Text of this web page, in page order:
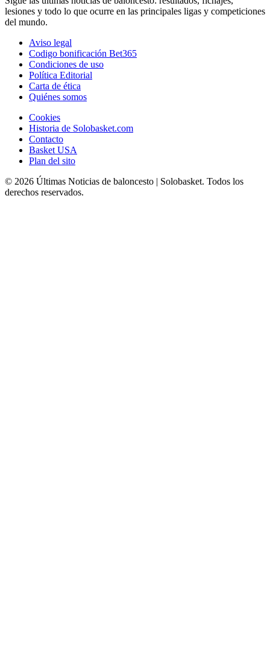
lesiones y todo lo que ocurre en las principales ligas y competiciones
del mundo.
Aviso legal
Codigo bonificación Bet365
Condiciones de uso
Política Editorial
Carta de ética
Quiénes somos
Cookies
Historia de Solobasket.com
Contacto
Basket USA
Plan del sito
© 2026 Últimas Noticias de baloncesto | Solobasket. Todos los
derechos reservados.